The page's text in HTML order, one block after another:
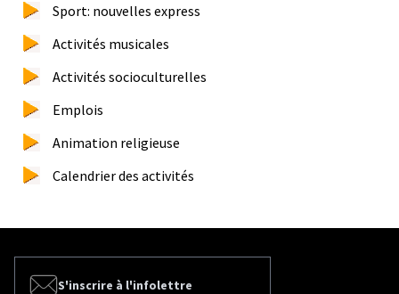
Sport: nouvelles express
Activités musicales
Activités socioculturelles
Emplois
Animation religieuse
Calendrier des activités
S'inscrire à l'infolettre